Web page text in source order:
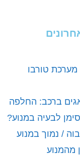
טורבו
ברכב: החלפה
לבעיה במנוע?
/ נמוך במנוע
מהמנוע